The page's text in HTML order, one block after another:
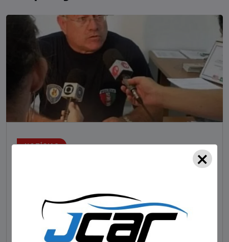
NOTÍCIAS
Foragido pela morte de delegado aposentado
STAFF - OBV 29/01/2023
Um dos dois foragidos investigados pelo latrocínio de
×